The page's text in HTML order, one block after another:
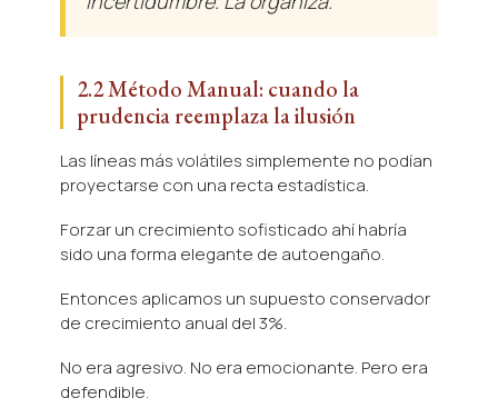
2.2 Método Manual: cuando la
prudencia reemplaza la ilusión
Las líneas más volátiles simplemente no podían
proyectarse con una recta estadística.
Forzar un crecimiento sofisticado ahí habría
sido una forma elegante de autoengaño.
Entonces aplicamos un supuesto conservador
de crecimiento anual del 3%.
No era agresivo. No era emocionante. Pero era
defendible.